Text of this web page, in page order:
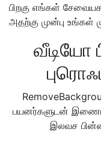
பிறகு எங்கள்
அதற்கு முன்பு உங்கள்
வீடியோ
பயனர்களுடன்
இலவச